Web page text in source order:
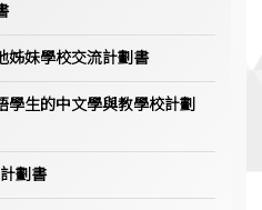
姊妹學校交流計劃書
生的中文學與教學校計劃
劃書